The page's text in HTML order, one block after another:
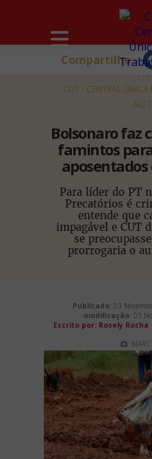
CUT - CENTRAL
Bolsonaro faz
famintos
Para líder do PT
Precatórios é
entende que
impagável e CUT
se
prorrogaria o
Compartilhe
Publicado: 03
modificação: 03
Escrito por: Rosely Rocha